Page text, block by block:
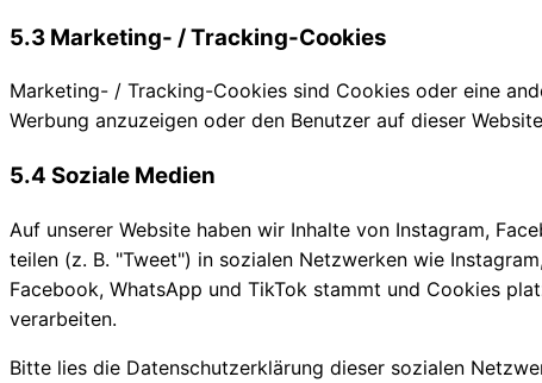
5.3 Marketing- / Tracking-Cookies
Marketing- / Tracking-Cookies sind Cookies oder eine
Werbung anzuzeigen oder den Benutzer auf dieser
5.4 Soziale Medien
Auf unserer Website haben wir Inhalte von Instagram,
teilen (z. B. "Tweet") in sozialen Netzwerken wie
Facebook, WhatsApp und TikTok stammt und Cookies
verarbeiten.
Bitte lies die Datenschutzerklärung dieser sozialen